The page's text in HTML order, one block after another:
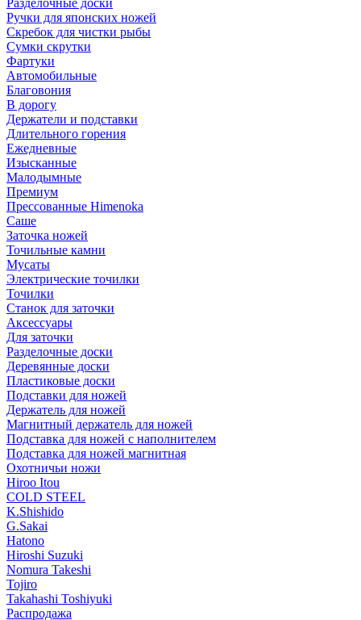
Разделочные доски
Ручки для японских ножей
Скребок для чистки рыбы
Сумки скрутки
Фартуки
Автомобильные
Благовония
В дорогу
Держатели и подставки
Длительного горения
Ежедневные
Изысканные
Малодымные
Премиум
Прессованные Himenoka
Саше
Заточка ножей
Точильные камни
Мусаты
Электрические точилки
Точилки
Станок для заточки
Аксессуары
Для заточки
Разделочные доски
Деревянные доски
Пластиковые доски
Подставки для ножей
Держатель для ножей
Магнитный держатель для ножей
Подставка для ножей с наполнителем
Подставка для ножей магнитная
Охотничьи ножи
Hiroo Itou
COLD STEEL
K.Shishido
G.Sakai
Hatono
Hiroshi Suzuki
Nomura Takeshi
Tojiro
Takahashi Toshiyuki
Распродажа